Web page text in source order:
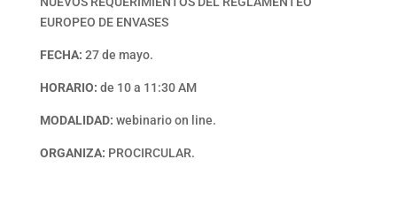
EUROPEO DE ENVASES
FECHA: 27 de mayo.
HORARIO: de 10 a 11:30 AM
MODALIDAD: webinario on line.
ORGANIZA: PROCIRCULAR.